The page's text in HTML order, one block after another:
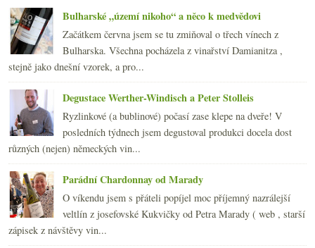
►ledna
►2015(251)
►2014(254)
► 2013 (249)
2012
2011 (252)
►2010(249)
►2009(249)
►2008(270)
►2007(108)
Bulharské „území nikoho“ a něco k medvědovi
Začátkem června jsem se tu zmiňoval o třech vínech z
Bulharska. Všechna pocházela z vinařství Damianitza ,
stejně jako dnešní vzorek, a pro...
Degustace Werther-Windisch a Peter Stolleis
Ryzlinkové (a bublinové) počasí zase klepe na dveře! V
posledních týdnech jsem degustoval produkci docela dost
různých (nejen) německých vin...
Parádní Chardonnay od Marady
O víkendu jsem s přáteli popíjel moc příjemný nazrálejší
veltlín z josefovské Kukvičky od Petra Marady ( web , starší
zápisek z návštěvy vin...